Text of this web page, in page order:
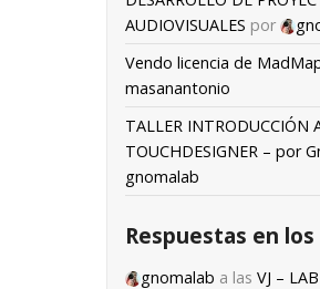
AUDIOVISUALES por
Vendo licencia de
masanantonio
TALLER INTRODUCCIÓN
TOUCHDESIGNER – por
gnomalab
Respuestas en
gnomalab a las VJ –